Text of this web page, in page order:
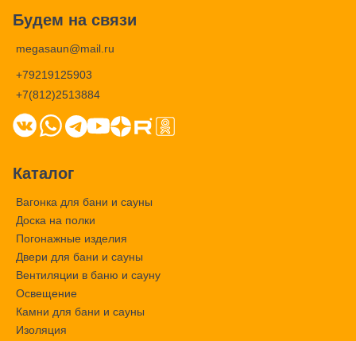
Будем на связи
megasaun@mail.ru
+79219125903
+7(812)2513884
Каталог
Вагонка для бани и сауны
Доска на полки
Погонажные изделия
Двери для бани и сауны
Вентиляции в баню и сауну
Освещение
Камни для бани и сауны
Изоляция